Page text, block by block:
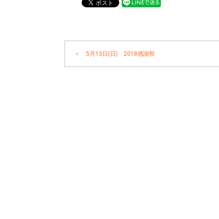
＜ 5月13日(日) 2018感謝祭